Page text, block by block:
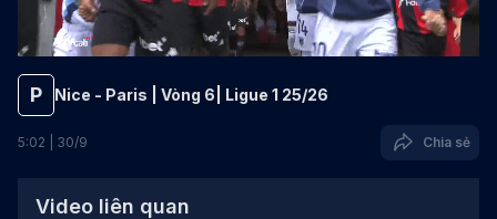
P Nice - Paris | Vòng 6| Ligue 1 25/26
5:02 30/9 Chia sẻ
Video liên quan